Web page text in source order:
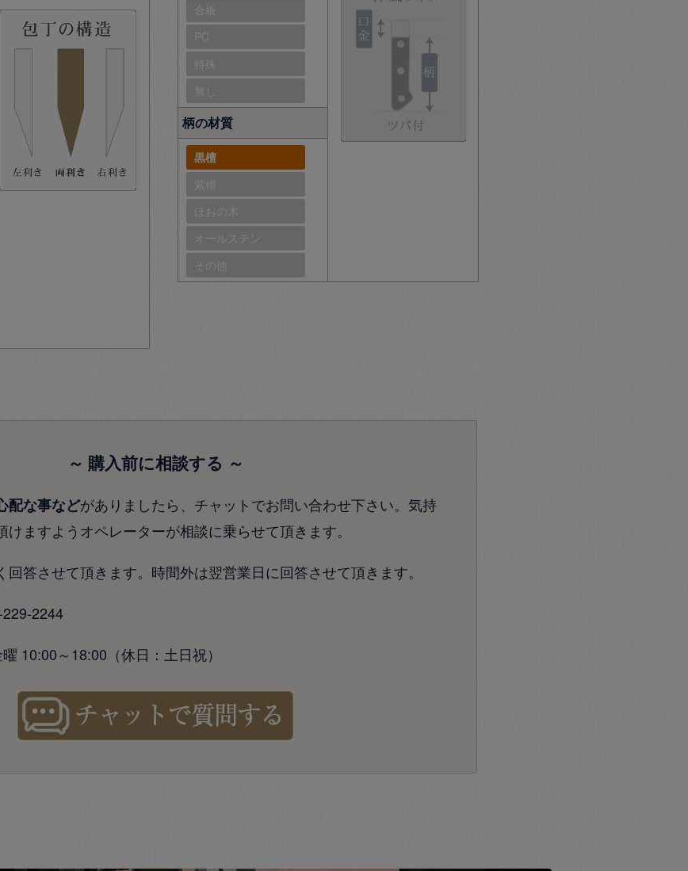
合板
PC
特殊
無し
柄の材質
黒檀
紫檀
ほおの木
オールステン
その他
～ 購入前に相談する ～
配な事などがありましたら、チャットでお問い合わせ下さい。気持
ますようオペレーターが相談に乗らせて頂きます。
答させて頂きます。時間外は翌営業日に回答させて頂きます。
2244
10:00～18:00（休日：土日祝）